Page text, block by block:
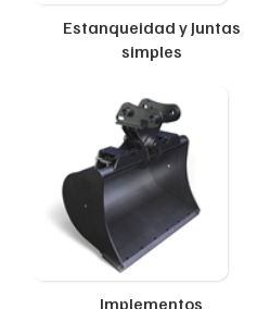
Estanqueidad y Juntas
simples
Implementos